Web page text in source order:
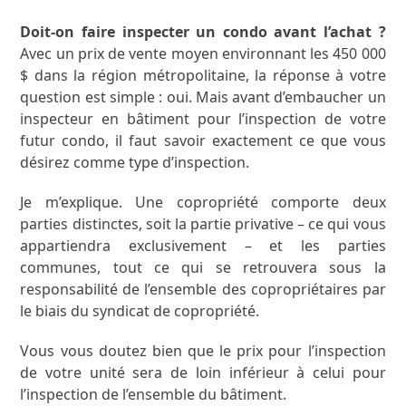
Doit-on faire inspecter un condo avant l’achat ?
Avec un prix de vente moyen environnant les 450 000
$ dans la région métropolitaine, la réponse à votre
question est simple : oui. Mais avant d’embaucher un
inspecteur en bâtiment pour l’inspection de votre
futur condo, il faut savoir exactement ce que vous
désirez comme type d’inspection.
Je m’explique. Une copropriété comporte deux
parties distinctes, soit la partie privative – ce qui vous
appartiendra exclusivement – et les parties
communes, tout ce qui se retrouvera sous la
responsabilité de l’ensemble des copropriétaires par
le biais du syndicat de copropriété.
Vous vous doutez bien que le prix pour l’inspection
de votre unité sera de loin inférieur à celui pour
l’inspection de l’ensemble du bâtiment.